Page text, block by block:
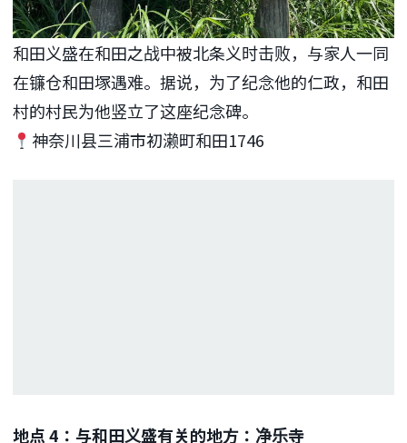
和田义盛在和田之战中被北条义时击败，与家人一同
在镰仓和田塚遇难。据说，为了纪念他的仁政，和田
村的村民为他竖立了这座纪念碑。
神奈川县三浦市初濑町和田1746
地点 4：与和田义盛有关的地方：净乐寺